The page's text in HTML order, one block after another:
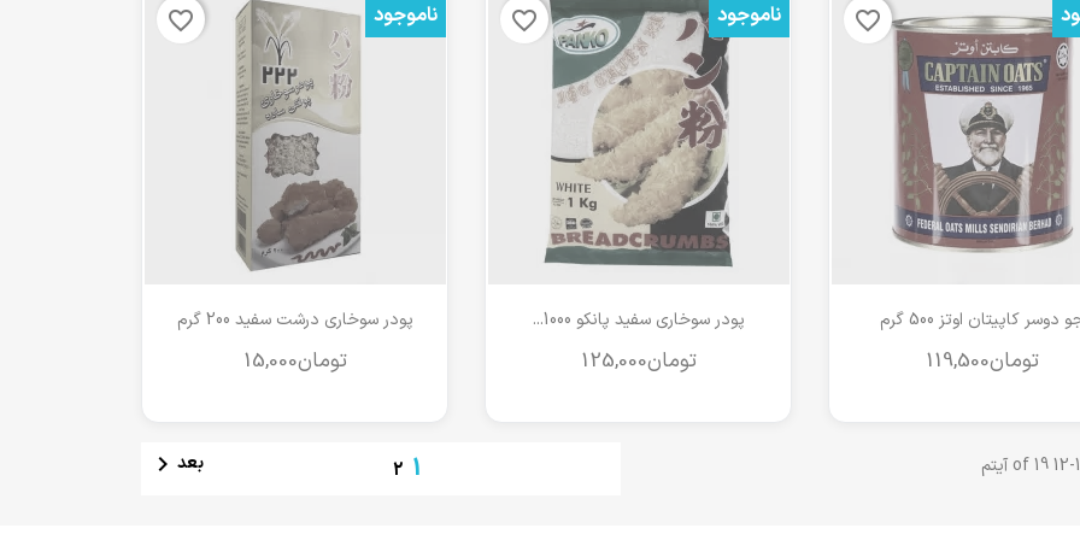
 مشاهده سریع
دوسر کاپیتان اوتز 500 گرم
‎تومان119,500
favorite_border
مشاهده سریع
پودر سوخاری سفید پانکو 1000...
‎تومان125,000
ناموجود favorite_border
 مشاهده سریع
پودر سوخاری درشت سفید 200 گرم
‎تومان15,000
ناموجود favorite_border
1
2 بعد